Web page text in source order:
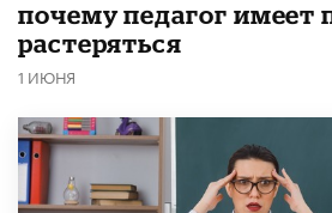
почему педагог имеет
растеряться
1 ИЮНЯ